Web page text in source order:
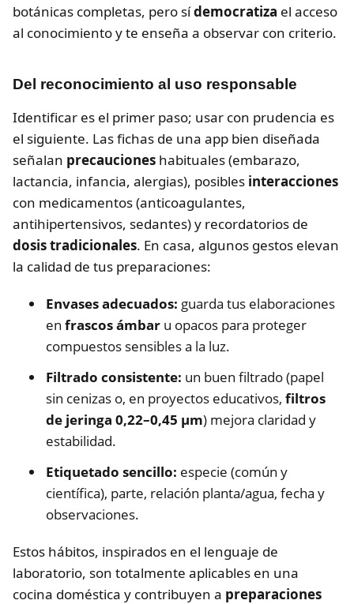
botánicas completas, pero sídemocratiza el acceso
al conocimiento y te enseña a observar con criterio.
Del reconocimiento al uso responsable
Identificar es el primer paso; usar con prudencia es
el siguiente. Las fichas de una app bien diseñada
señalan precauciones habituales (embarazo,
lactancia, infancia, alergias), posibles interacciones
con medicamentos (anticoagulantes,
antihipertensivos, sedantes) y recordatorios de
dosis tradicionales. En casa, algunos gestos elevan
la calidad de tus preparaciones:
Envases adecuados: guarda tus elaboraciones
en frascos ámbar u opacos para proteger
compuestos sensibles a la luz.
Filtrado consistente: un buen filtrado (papel
sin cenizas o, en proyectos educativos, filtros
de jeringa 0,22–0,45 μm) mejora claridad y
estabilidad.
Etiquetado sencillo: especie (común y
científica), parte, relación planta/agua, fecha y
observaciones.
Estos hábitos, inspirados en el lenguaje de
laboratorio, son totalmente aplicables en una
cocina doméstica y contribuyen a preparaciones